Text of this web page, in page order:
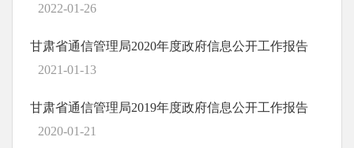
2022-01-26
甘肃省通信管理局2020年度政府信息公开工作报告
2021-01-13
甘肃省通信管理局2019年度政府信息公开工作报告
2020-01-21